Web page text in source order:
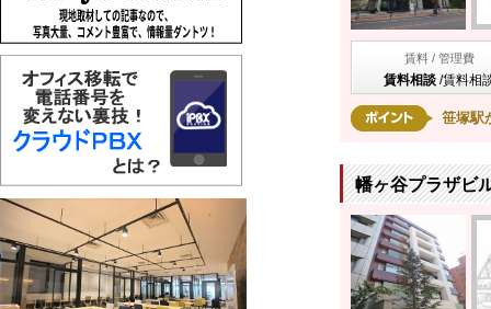
賃料 / 管理費
賃料相談 /賃料相
笹塚駅
幡ヶ谷プラザビ